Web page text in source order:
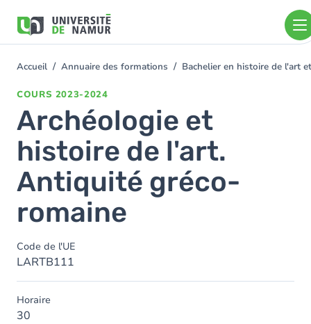
contenu
You
Accueil Annuaire des formations Bachelier en histoire de l'art
COURS 2023-2024
Archéologie et
histoire de l'art.
Antiquité gréco-
romaine
Code de l'UE
LARTB111
Horaire
30